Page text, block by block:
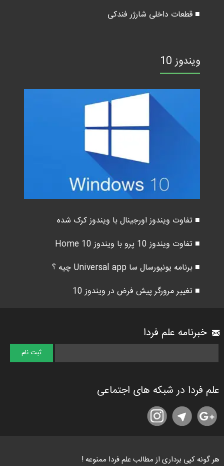
■ قطعات داخلی شارژر فندکی
ویندوز 10
■ تفاوت ویندوز اورجینال با ویندوز کرک شده
■ تفاوت ویندوز 10 پرو با ویندوز 10 Home
■ برنامه یونیورسال سا Universal app چیه ؟
■ تغییر مرورگر پیش فرض در ویندوز 10
خبرنامه علم فردا
علم فردا در شبکه های اجتماعی
هر گونه کپی برداری از مطالب علم فردا ممنوعه !